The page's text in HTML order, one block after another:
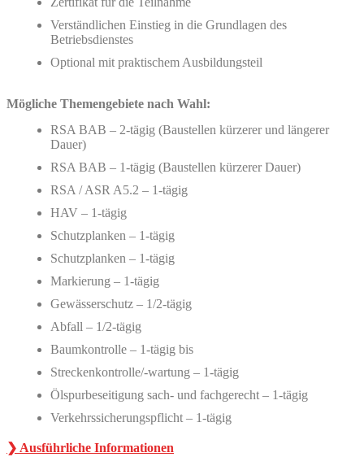
Verständlichen Einstieg in die Grundlagen des
Betriebsdienstes
Optional mit praktischem Ausbildungsteil
Mögliche Themengebiete nach Wahl:
RSA BAB – 2-tägig (Baustellen kürzerer und längerer
Dauer)
RSA BAB – 1-tägig (Baustellen kürzerer Dauer)
RSA / ASR A5.2 – 1-tägig
HAV – 1-tägig
Schutzplanken – 1-tägig
Schutzplanken – 1-tägig
Markierung – 1-tägig
Gewässerschutz – 1/2-tägig
Abfall – 1/2-tägig
Baumkontrolle – 1-tägig bis
Streckenkontrolle/-wartung – 1-tägig
Ölspurbeseitigung sach- und fachgerecht – 1-tägig
Verkehrssicherungspflicht – 1-tägig
❯ Ausführliche Informationen